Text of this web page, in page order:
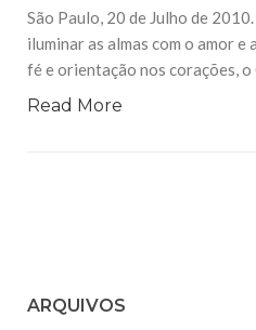
São Paulo, 20 de Julho de
iluminar as almas com o amor
fé e orientação nos corações,
Read More
ARQUIVOS